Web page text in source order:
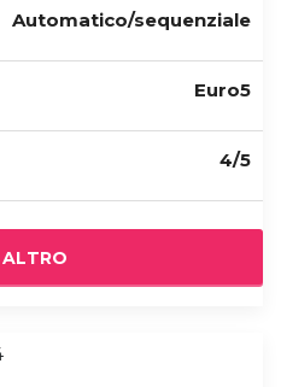
Automatico/sequenziale
Euro5
4/5